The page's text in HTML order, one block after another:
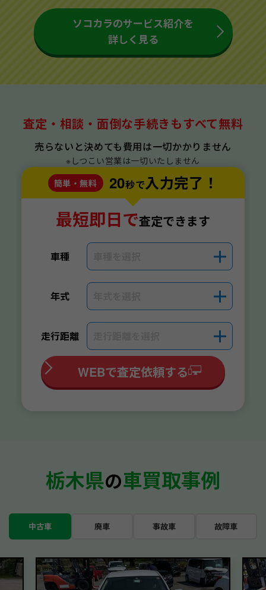
ソコカラのサービス紹介を
詳しく見る
査定・相談・面倒な手続きもすべて無料
売らないと決めても費用は一切かかりません
※しつこい営業は一切いたしません
簡単・無料
20秒で入力完了！
最短即日で査定できます
車種 ＋
年式 ＋
走行距離 ＋
WEBで査定依頼する
栃木県の車買取事例
中古車 廃車 事故車 故障車